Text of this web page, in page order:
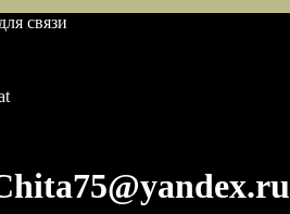
связи